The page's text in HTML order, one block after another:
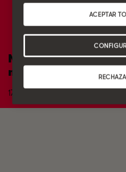
Nuevo SEAT León
motor e interior
17.09.2024
ACEPTAR